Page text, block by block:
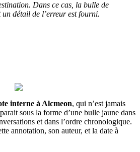
. Dans ce cas la bulle de
un détail de l’erreur est fourni.
interne à Alcmeon, qui n’est jamais
sous la forme d’une bulle jaune dans
et dans l’ordre chronologique.
annotation, son auteur, et la date à